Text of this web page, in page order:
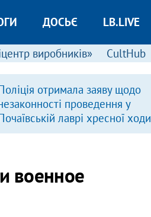
ДОСЬЄ LB.LIVE
виробників» CultHub
отримала заяву щодо
проведення у
лаврі хресної ходи
военное